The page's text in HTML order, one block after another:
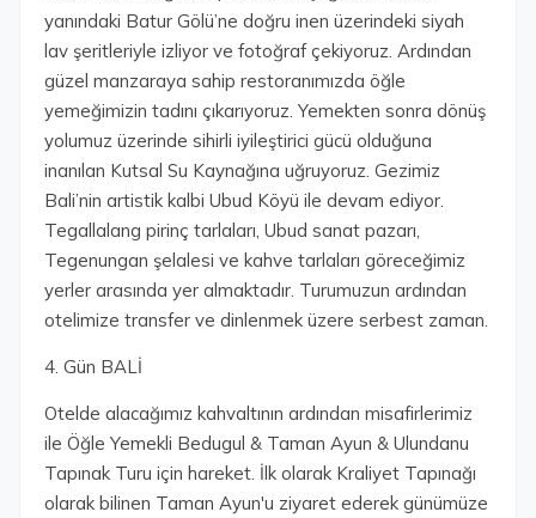
yanındaki Batur Gölü’ne doğru inen üzerindeki siyah
lav şeritleriyle izliyor ve fotoğraf çekiyoruz. Ardından
güzel manzaraya sahip restoranımızda öğle
yemeğimizin tadını çıkarıyoruz. Yemekten sonra dönüş
yolumuz üzerinde sihirli iyileştirici gücü olduğuna
inanılan Kutsal Su Kaynağına uğruyoruz. Gezimiz
Bali’nin artistik kalbi Ubud Köyü ile devam ediyor.
Tegallalang pirinç tarlaları, Ubud sanat pazarı,
Tegenungan şelalesi ve kahve tarlaları göreceğimiz
yerler arasında yer almaktadır. Turumuzun ardından
otelimize transfer ve dinlenmek üzere serbest zaman.
4. Gün BALİ
Otelde alacağımız kahvaltının ardından misafirlerimiz
ile Öğle Yemekli Bedugul & Taman Ayun & Ulundanu
Tapınak Turu için hareket. İlk olarak Kraliyet Tapınağı
olarak bilinen Taman Ayun'u ziyaret ederek günümüze